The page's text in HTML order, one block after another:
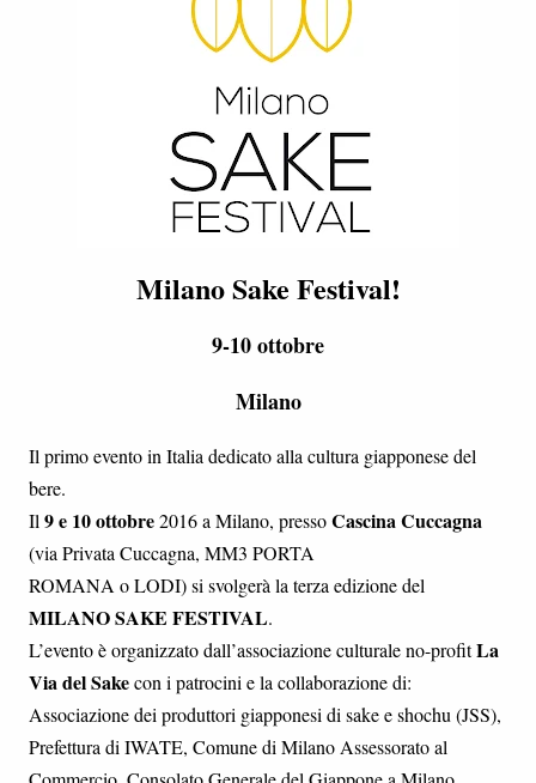
Milano Sake Festival!
9-10 ottobre
Milano
Il primo evento in Italia dedicato alla cultura giapponese del
bere.
Il9 e 10 ottobre2016 a Milano, pressoCascina Cuccagna
(via Privata Cuccagna, MM3 PORTA
ROMANA o LODI) si svolgerà la terza edizione del
MILANO SAKE FESTIVAL.
L’evento è organizzato dall’associazione culturale no-profitLa
Via del Sakecon i patrocini e la collaborazione di:
Associazione dei produttori giapponesi di sake e shochu (JSS),
Prefettura di IWATE, Comune di Milano Assessorato al